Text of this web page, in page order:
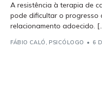
A resistência à terapia de
pode dificultar o progresso
relacionamento adoecido.
FÁBIO CALÓ, PSICÓLOGO 6